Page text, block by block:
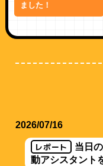
ました！
2026/07/16
レポート
当日
動アシスタント